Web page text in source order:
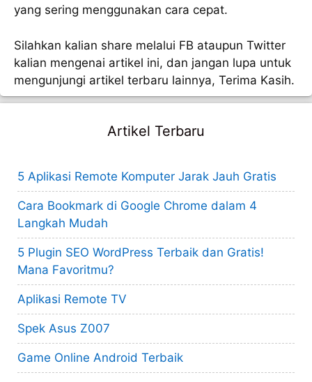
yang sering menggunakan cara cepat.
Silahkan kalian share melalui FB ataupun Twitter
kalian mengenai artikel ini, dan jangan lupa untuk
mengunjungi artikel terbaru lainnya, Terima Kasih.
Artikel Terbaru
5 Aplikasi Remote Komputer Jarak Jauh Gratis
Cara Bookmark di Google Chrome dalam 4
Langkah Mudah
5 Plugin SEO WordPress Terbaik dan Gratis!
Mana Favoritmu?
Aplikasi Remote TV
Spek Asus Z007
Game Online Android Terbaik